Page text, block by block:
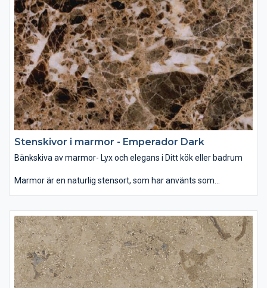
designelement på öppna spisen eller som fönsterbräda. Det
finns ett brett utbud av färg och mönster när det gäller marmor
– allt mellan ljusvita till svarta, randiga och prickiga. Vanligen är
mörka färger starkare än ljusa och dessutom mindre porösa,
vilket gör den tåligare för repor och fläckar. Behandling av sten
med speciella medel hjälper att skydda bänkskivan mot fläckar
och hålla dess fina glans.
Stenskivor i marmor - Emperador Dark
Bänkskiva av marmor- Lyx och elegans i Ditt kök eller badrum
Marmor är en naturlig stensort, som har använts som
samband med rätt belysning ger ett mjukt och lyxigt intryck.
Som dekoration kan man använda marmor som
designelement på öppna spisen eller som fönsterbräda. Det
finns ett brett utbud av färg och mönster när det gäller marmor
– allt mellan ljusvita till svarta, randiga och prickiga. Vanligen är
mörka färger starkare än ljusa och dessutom mindre porösa,
vilket gör den tåligare för repor och fläckar. Behandling av sten